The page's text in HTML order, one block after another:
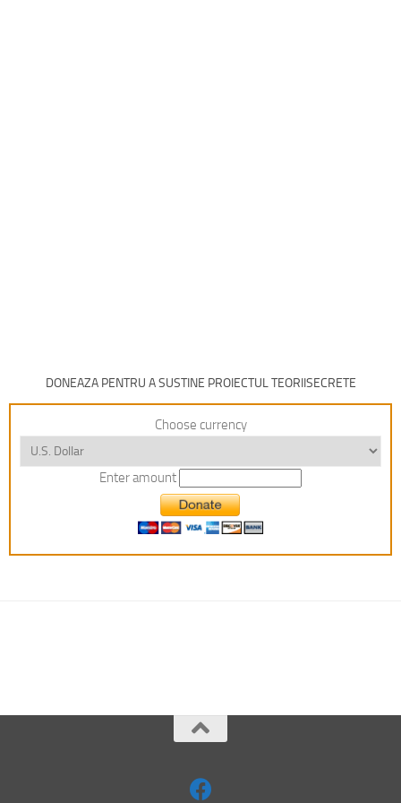
DONEAZA PENTRU A SUSTINE PROIECTUL TEORIISECRETE
Choose currency
Enter amount